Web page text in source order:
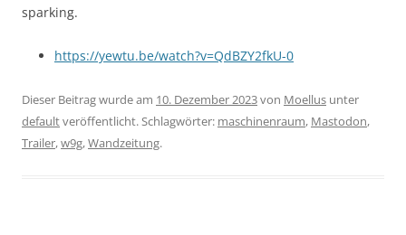
sparking.
https://yewtu.be/watch?v=QdBZY2fkU-0
Dieser Beitrag wurde am 10. Dezember 2023von Moellus unter
defaultveröffentlicht. Schlagwörter: maschinenraum, Mastodon,
Trailer,w9g,Wandzeitung.